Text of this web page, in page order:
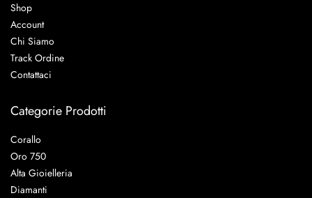
Categorie Prodotti
Corallo
Oro 750
Alta Gioielleria
Diamanti
Shop
Account
Chi Siamo
Track Ordine
Contattaci